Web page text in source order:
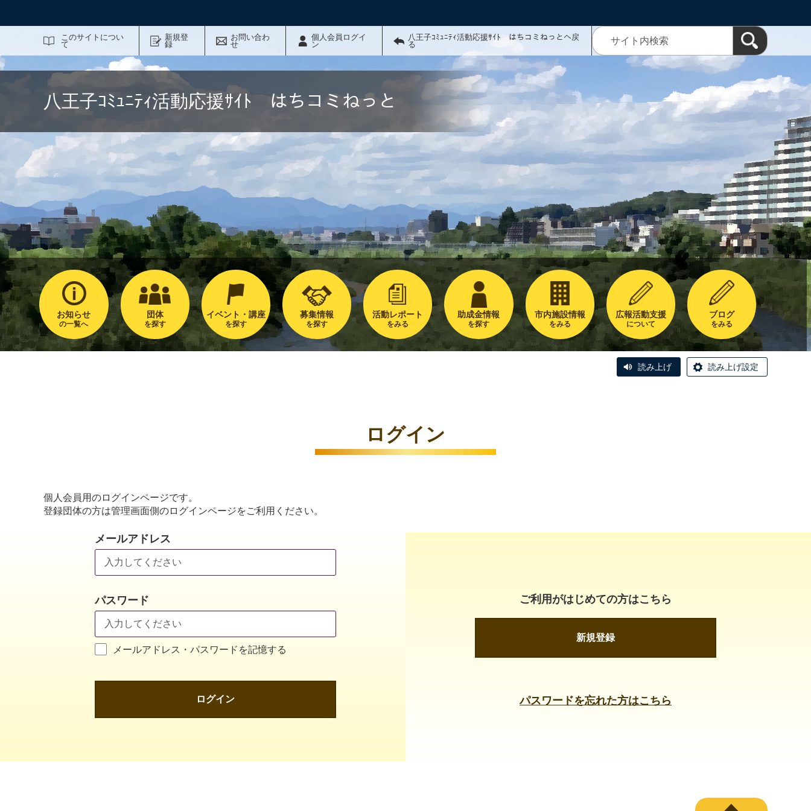
このサイトについ
て
新規登
録
お問い合わ
せ
個人会員ログイ
ン
八王子ｺﾐｭﾆﾃｨ活動応援ｻｲﾄ はちコミねっとへ戻
る
八王子ｺﾐｭﾆﾃｨ活動応援ｻｲﾄ はちコミねっと
お知らせ
の一覧へ
団体
を探す
イベント・講座
を探す
募集情報
を探す
活動レポート
をみる
助成金情報
を探す
市内施設情報
をみる
広報活動支援
について
ブログ
をみる
読み上げ 読み上げ設定
ログイン
個人会員用のログインページです。
登録団体の方は管理画面側のログインページをご利用ください。
メールアドレス
パスワード
メールアドレス・パスワードを記憶する
ログイン
ご利用がはじめての方はこちら
新規登録
パスワードを忘れた方はこちら